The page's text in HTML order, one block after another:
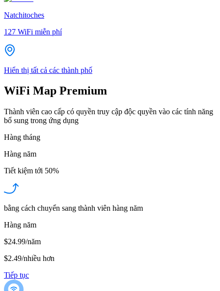
Natchitoches
127 WiFi miễn phí
Hiển thị tất cả các thành phố
WiFi Map Premium
Thành viên cao cấp có quyền truy cập độc quyền vào các tính năng
bổ sung trong ứng dụng
Hàng tháng
Hàng năm
Tiết kiệm tới 50%
bằng cách chuyển sang thành viên hàng năm
Hàng năm
$24.99/năm
$2.49/nhiều hơn
Tiếp tục